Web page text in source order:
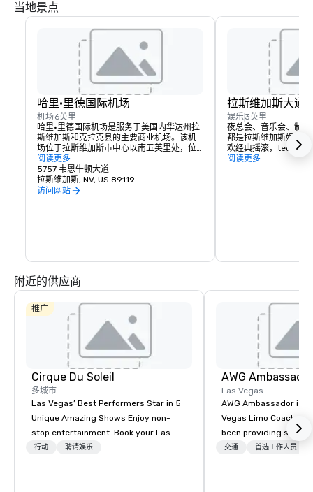
当地景点
哈里·里德国际机场
机场6英里
哈里·里德国际机场是服务于美国内华达州拉
斯维加斯和克拉克县的主要商业机场。该机
场位于拉斯维加斯市中心以南五英里处，位
于克拉克县的天堂非法人区。
阅读更多
5757 韦恩牛顿大道
拉斯维加斯, NV, US 89119
访问网站
拉斯维加斯大道
娱乐3英里
夜总会、音乐会、制
都是拉斯维加斯娱乐
欢经典摇滚，techno
乐，那么拉斯维加斯
阅读更多
附近的供应商
推广
Cirque Du Soleil
多城市
Las Vegas’ Best Performers Star in 5
Unique Amazing Shows Enjoy non-
stop entertainment. Book your Las
Vegas show tickets.
行动 聘请娱乐
AWG Ambassador
Las Vegas
AWG Ambassador is
Vegas Limo Coach
been providing
and leisure travelers
交通 首选工作人员